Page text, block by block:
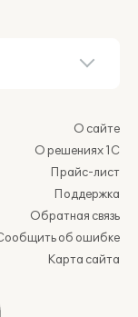
О сайте
О решениях 1С
Прайс-лист
Поддержка
Обратная связь
об ошибке
Карта сайта